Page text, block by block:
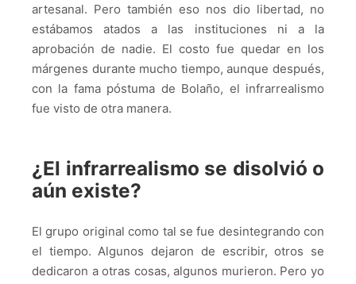
artesanal. Pero también eso nos dio libertad, no
estábamos atados a las instituciones ni a la
aprobación de nadie. El costo fue quedar en los
márgenes durante mucho tiempo, aunque después,
con la fama póstuma de Bolaño, el infrarrealismo
fue visto de otra manera.
¿El infrarrealismo se disolvió o
aún existe?
El grupo original como tal se fue desintegrando con
el tiempo. Algunos dejaron de escribir, otros se
dedicaron a otras cosas, algunos murieron. Pero yo